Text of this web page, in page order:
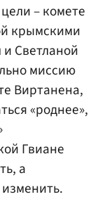
– комете
крымскими
Светланой
миссию
Виртанена,
«роднее»,
Гвиане
а